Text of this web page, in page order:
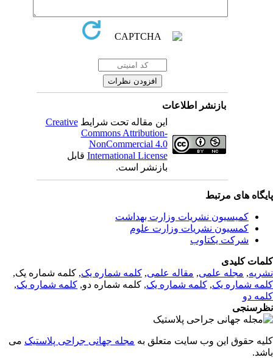
بازنشر اطلاعات
این مقاله تحت شرایطCreative
Commons Attribution-
NonCommercial 4.0
International Licenseقابل
بازنشر است.
های مرتبط
کمیسیون نشریات وزارت بهداشت
کمسیون نشریات وزارت علوم
شرکت یکتاوب
کلیدی
,مجله علمی, مقاله علمی, کلمه شماره یک, کلمه شماره یک,
شماره یک,کلمه شماره یک, کلمه شماره دو,کلمه شماره یک,
دو
حقوق این وب سایت متعلق بهمجله جهانی جراحی پلاستیکمی